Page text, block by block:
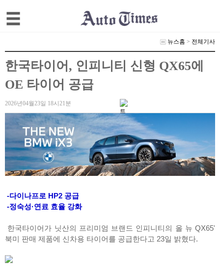
뉴스홈 > 전체기사
한국타이어, 인피니티 신형 QX65에
OE 타이어 공급
2026년04월23일 18시21분
-다이나프로 HP2 공급
-정숙성·연료 효율 강화
한국타이어가 닛산의 프리미엄 브랜드 인피니티의 올 뉴 QX65'
북미 판매 제품에 신차용 타이어를 공급한다고 23일 밝혔다.